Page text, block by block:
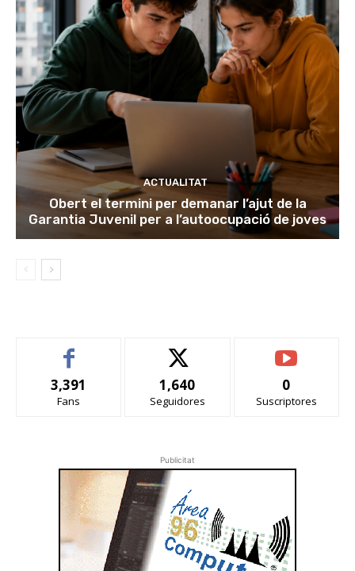
ACTUALITAT
Obert el termini per demanar l’ajut de la
Garantia Juvenil per a l’autoocupació de joves
3,391
Fans
1,640
Seguidores
0
Suscriptores
Publicitat